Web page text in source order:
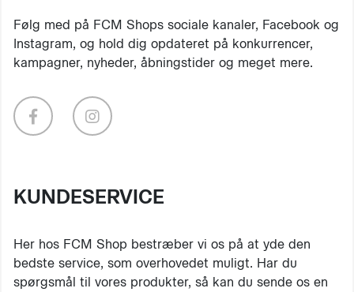
Følg med på FCM Shops sociale kanaler, Facebook og
Instagram, og hold dig opdateret på konkurrencer,
kampagner, nyheder, åbningstider og meget mere.
KUNDESERVICE
Her hos FCM Shop bestræber vi os på at yde den
bedste service, som overhovedet muligt. Har du
spørgsmål til vores produkter, så kan du sende os en